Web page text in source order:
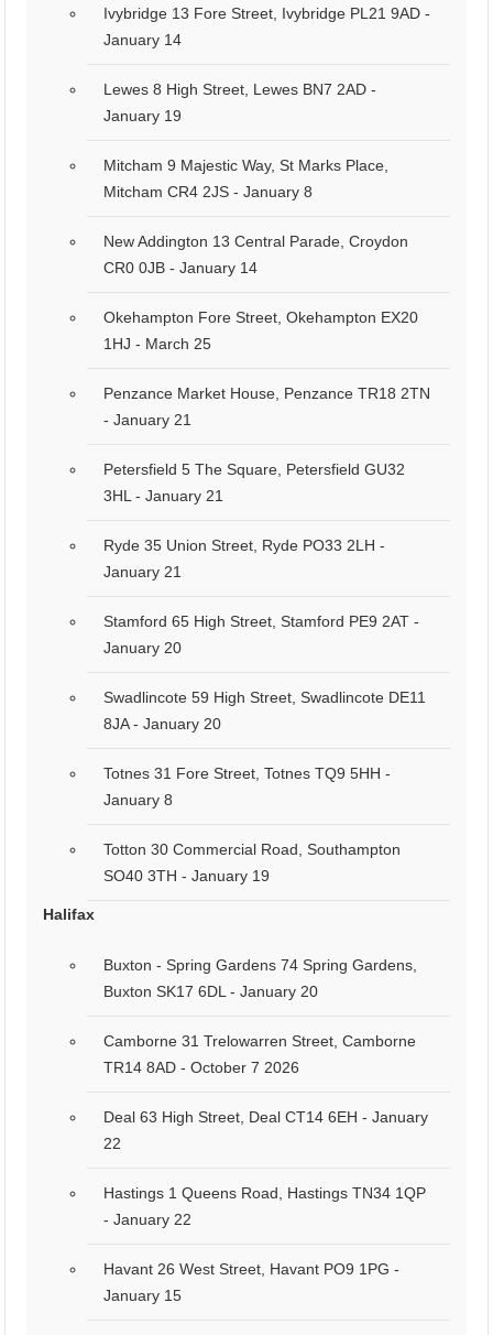
Ivybridge 13 Fore Street, Ivybridge PL21 9AD -
January 14
Lewes 8 High Street, Lewes BN7 2AD -
January 19
Mitcham 9 Majestic Way, St Marks Place,
Mitcham CR4 2JS - January 8
New Addington 13 Central Parade, Croydon
CR0 0JB - January 14
Okehampton Fore Street, Okehampton EX20
1HJ - March 25
Penzance Market House, Penzance TR18 2TN
- January 21
Petersfield 5 The Square, Petersfield GU32
3HL - January 21
Ryde 35 Union Street, Ryde PO33 2LH -
January 21
Stamford 65 High Street, Stamford PE9 2AT -
January 20
Swadlincote 59 High Street, Swadlincote DE11
8JA - January 20
Totnes 31 Fore Street, Totnes TQ9 5HH -
January 8
Totton 30 Commercial Road, Southampton
SO40 3TH - January 19
Halifax
Buxton - Spring Gardens 74 Spring Gardens,
Buxton SK17 6DL - January 20
Camborne 31 Trelowarren Street, Camborne
TR14 8AD - October 7 2026
Deal 63 High Street, Deal CT14 6EH - January
22
Hastings 1 Queens Road, Hastings TN34 1QP
- January 22
Havant 26 West Street, Havant PO9 1PG -
January 15